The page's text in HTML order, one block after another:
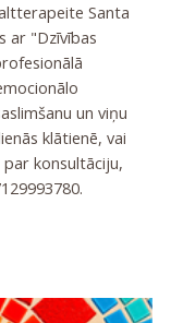
Santa
ar "Dzīvības
un viņu
klātienē, vai
konsultāciju,